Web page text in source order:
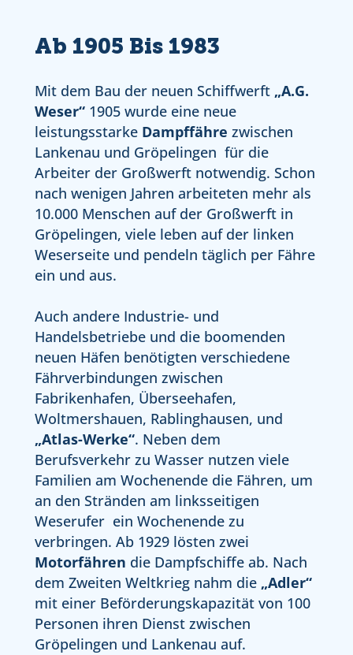
Ab 1905 Bis 1983
Mit dem Bau der neuen Schiffwerft„A.G.
Weser“1905 wurde eine neue
leistungsstarke Dampffähre zwischen
Lankenau und Gröpelingen für die
Arbeiter der Großwerft notwendig. Schon
nach wenigen Jahren arbeiteten mehr als
10.000 Menschen auf der Großwerft in
Gröpelingen, viele leben auf der linken
Weserseite und pendeln täglich per Fähre
ein und aus.
Auch andere Industrie- und
Handelsbetriebe und die boomenden
neuen Häfen benötigten verschiedene
Fährverbindungen zwischen
Fabrikenhafen, Überseehafen,
Woltmershauen, Rablinghausen, und
„Atlas-Werke“. Neben dem
Berufsverkehr zu Wasser nutzen viele
Familien am Wochenende die Fähren, um
an den Stränden am linksseitigen
Weserufer ein Wochenende zu
verbringen. Ab 1929 lösten zwei
Motorfähren die Dampfschiffe ab. Nach
dem Zweiten Weltkrieg nahm die „Adler“
mit einer Beförderungskapazität von 100
Personen ihren Dienst zwischen
Gröpelingen und Lankenau auf.